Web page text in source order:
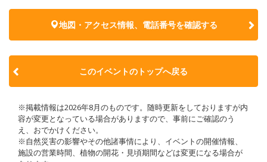
地図・アクセス情報、電話番号を確認する
このイベントのトップへ戻る
※掲載情報は2026年8月のものです。随時更新をしておりますが内
容が変更となっている場合がありますので、事前にご確認のう
え、おでかけください。
※自然災害の影響やその他諸事情により、イベントの開催情報、
施設の営業時間、植物の開花・見頃期間などは変更になる場合が